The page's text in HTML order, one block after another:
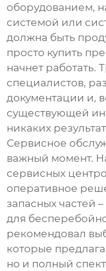
оборудованием,
системой или
должна быть
просто купить
начнет работать.
специалистов,
документации и,
существующей
никаких
Сервисное
важный момент.
сервисных
оперативное
запасных частей
для
рекомендовал
которые
но и полный